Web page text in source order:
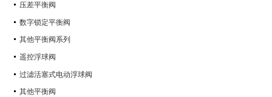
压差平衡阀
数字锁定平衡阀
其他平衡阀系列
遥控浮球阀
过滤活塞式电动浮球阀
其他平衡阀